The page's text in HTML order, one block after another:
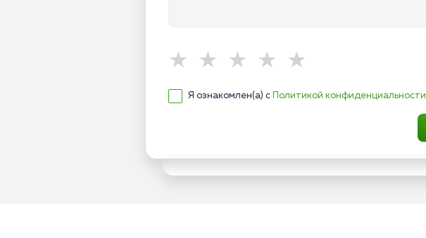
Я ознакомлен(а) с Политикой конфиденциальности